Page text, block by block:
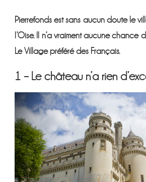
PIERREFONDS
Pierrefonds est sans aucun doute le
l’Oise. Il n’a vraiment aucune chance
Le Village préféré des Français.
1 – Le château n’a rien